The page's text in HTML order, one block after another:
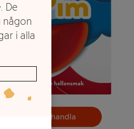
Välj butik och handla
De
någon
i alla